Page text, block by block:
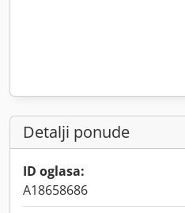
Detalji ponude
ID oglasa:
A18658686